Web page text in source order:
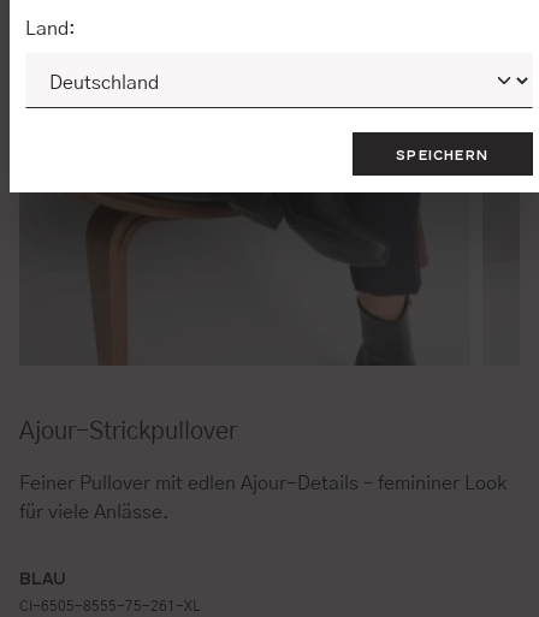
Ajour-Strickpullover
Feiner Pullover mit edlen Ajour-Details – femininer Look
für viele Anlässe.
BLAU
CI-6505-8555-75-261-XL
Land:
SPEICHERN